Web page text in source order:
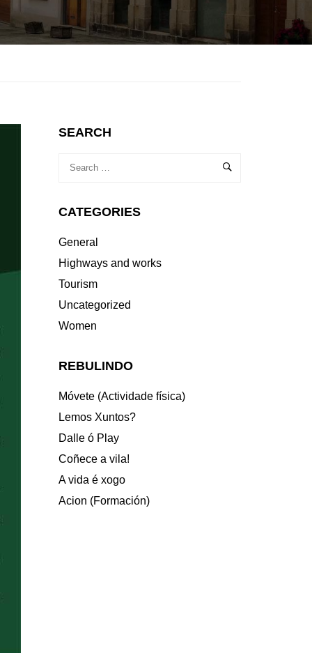
SEARCH
CATEGORIES
General
Highways and works
Tourism
Uncategorized
Women
REBULINDO
Móvete (Actividade física)
Lemos Xuntos?
Dalle ó Play
Coñece a vila!
A vida é xogo
Acion (Formación)